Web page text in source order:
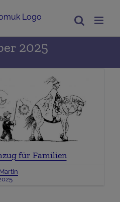
2025
für Familien
Martin